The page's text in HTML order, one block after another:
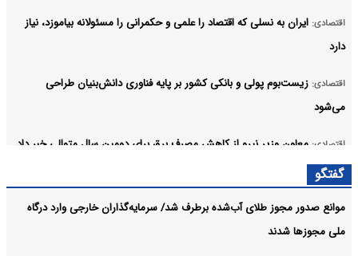
اقتصادی: ایران به نسلی که اقتصاد را علمی و حکمرانی را مسئولانه بیاموزد، نیاز
دارد
اقتصادی: زیست‌بوم پولی و بانکی کشور بر پایه فناوری دانش‌بنیان طراحی
می‌شود
اقتصادی: معاون وزیر نیرو از کاهش مصرف برق برای دومین سال متوالی خبر داد
گفتگو
موانع صدور مجوز طلای آب‌شده برطرف شد/ سرمایه‌گذاران خارجی وارد درگاه
ملی مجوزها شدند